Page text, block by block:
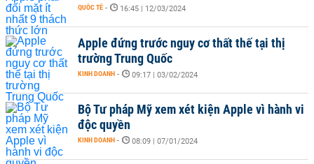
QUỐC TẾ - 16:45 | 12/03/2024
Apple đứng trước nguy cơ thất thế tại thị
trường Trung Quốc
KINH DOANH - 09:17 | 03/02/2024
Bộ Tư pháp Mỹ xem xét kiện Apple vì hành vi
độc quyền
KINH DOANH - 08:09 | 07/01/2024